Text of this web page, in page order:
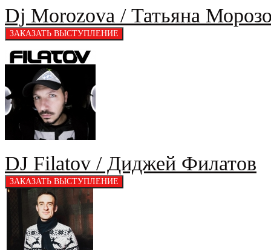
Dj Morozova / Татьяна
DJ Filatov / Диджей Филатов